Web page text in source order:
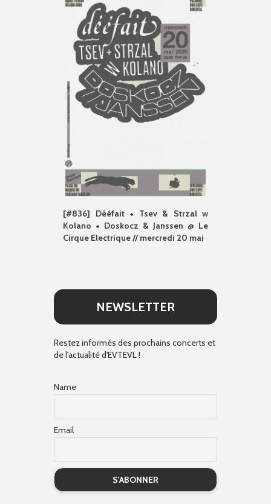
[#836] Dééfait + Tsev & Strzal w
Kolano + Doskocz & Janssen @ Le
Cirque Electrique // mercredi 20 mai
NEWSLETTER
Restez informés des prochains concerts et
de l'actualité d'EVTEVL !
Name
Email